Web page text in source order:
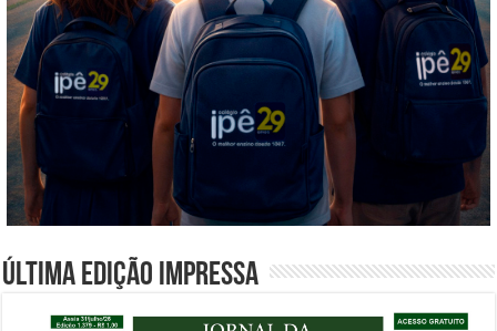
Última edição impressa